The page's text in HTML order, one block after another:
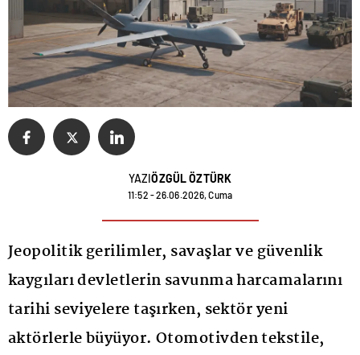
YAZIÖZGÜL ÖZTÜRK
11:52 - 26.06.2026, Cuma
Jeopolitik gerilimler, savaşlar ve güvenlik
kaygıları devletlerin savunma harcamalarını
tarihi seviyelere taşırken, sektör yeni
aktörlerle büyüyor. Otomotivden tekstile,